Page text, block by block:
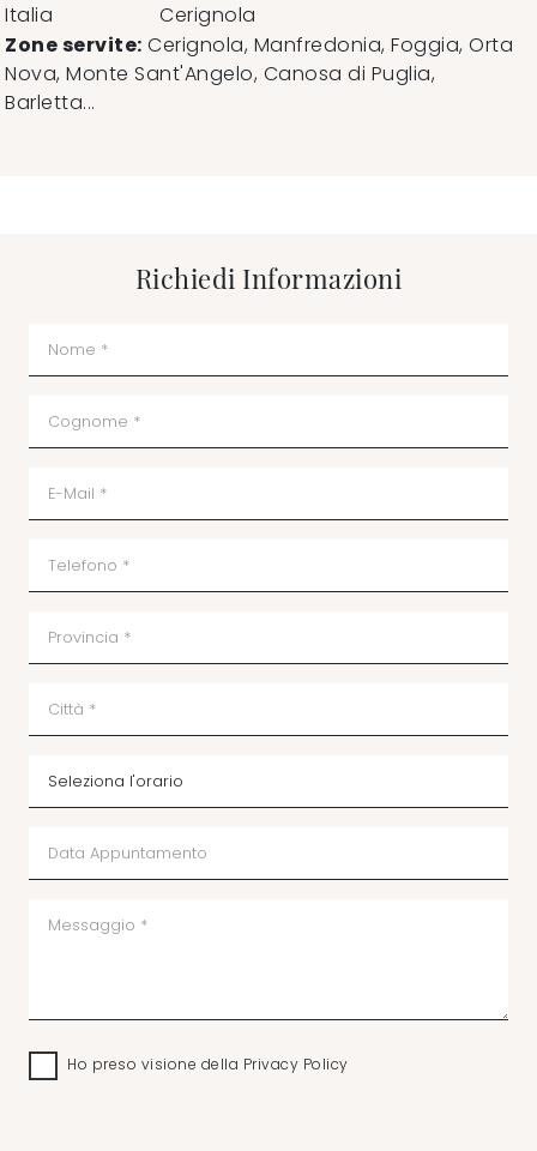
Italia
Cerignola
Zone servite: Cerignola, Manfredonia, Foggia, Orta
Nova, Monte Sant'Angelo, Canosa di Puglia,
Barletta...
Richiedi Informazioni
Ho preso visione della Privacy Policy